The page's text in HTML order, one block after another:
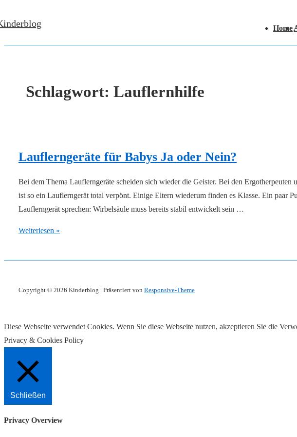
Zum
Home
Schlagwort: Lauflernhilfe
Lauflerngeräte für Babys Ja oder Nein?
Bei dem Thema Lauflerngeräte scheiden sich wieder die Geister. Bei den Ergotherpeuten
ist so ein Lauflerngerät total verpönt. Einige Eltern wiederum finden es Klasse. Ein paar
Lauflerngerät sprechen: Wirbelsäule muss bereits stabil entwickelt sein …
Lauflerngeräte
Weiterlesen »
Copyright © 2026 Kinderblog | Präsentiert von Responsive-Theme
Diese Webseite verwendet Cookies. Wenn Sie diese Webseite nutzen, akzeptieren Sie die
Privacy & Cookies Policy
Schließen
Privacy Overview